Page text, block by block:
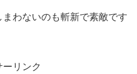
まわないのも斬新で素敵です
ーリンク